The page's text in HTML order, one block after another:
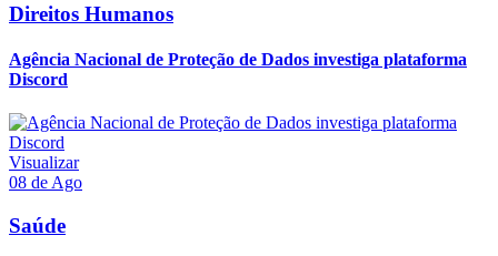
Direitos Humanos
Agência Nacional de Proteção de Dados investiga plataforma
Discord
Visualizar
08 de Ago
Saúde